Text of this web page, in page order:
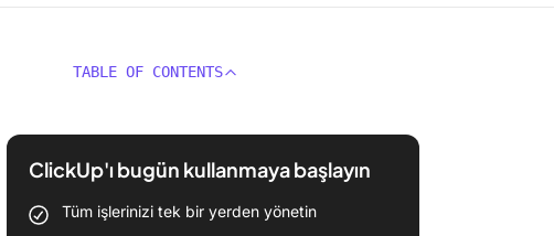
TABLE OF CONTENTS
ClickUp'ı bugün kullanmaya başlayın
Tüm işlerinizi tek bir yerden yönetin